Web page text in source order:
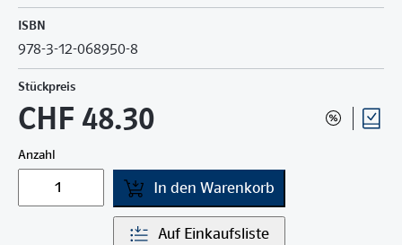
ISBN
978-3-12-068950-8
Stückpreis
CHF 48.30
Anzahl
In den Warenkorb
Auf Einkaufsliste